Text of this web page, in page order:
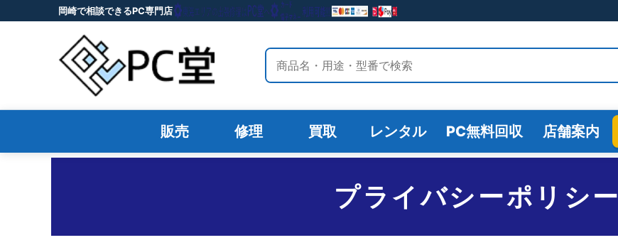
岡崎で相談できるPC専門店
サイト内検索
販売 修理 買取 レンタル PC無料回収 店舗案内
プライバシーポリシー